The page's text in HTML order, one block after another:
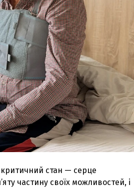
стан — серце
частину своїх можливостей, і